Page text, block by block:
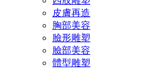
皮膚再造
胸部美容
臉形雕塑
臉部美容
體型雕塑